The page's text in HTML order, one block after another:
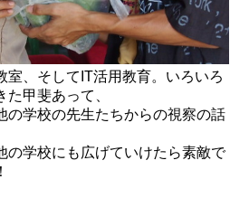
室、そしてIT活用教育。いろいろ
甲斐あって、
の学校の先生たちからの視察の話
の学校にも広げていけたら素敵で